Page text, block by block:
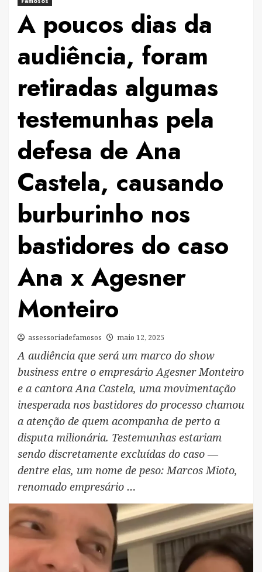
A poucos dias da
audiência, foram
retiradas algumas
testemunhas pela
defesa de Ana
Castela, causando
burburinho nos
bastidores do caso
Ana x Agesner
Monteiro
assessoriadefamosos maio 12, 2025
A audiência que será um marco do show
business entre o empresário Agesner Monteiro
e a cantora Ana Castela, uma movimentação
inesperada nos bastidores do processo chamou
a atenção de quem acompanha de perto a
disputa milionária. Testemunhas estariam
sendo discretamente excluídas do caso —
dentre elas, um nome de peso: Marcos Mioto,
renomado empresário …